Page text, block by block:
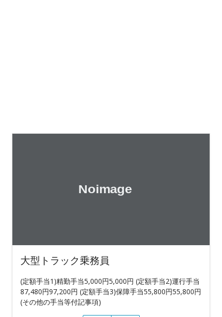
大型トラック乗務員
(定額手当1)精勤手当5,000円5,000円 (定額手当2)運行手当
87,480円97,200円 (定額手当3)保障手当55,800円55,800円
(その他の手当等付記事項)